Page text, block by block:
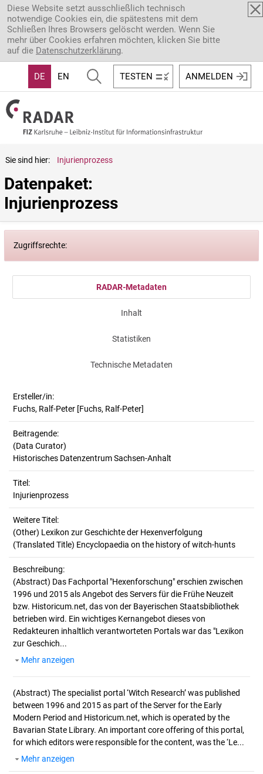
Direkt zum Inhalt
Diese Website setzt ausschließlich technisch
notwendige Cookies ein, die spätestens mit dem
Schließen Ihres Browsers gelöscht werden. Wenn Sie
mehr über Cookies erfahren möchten, klicken Sie bitte
auf die Datenschutzerklärung.
DE EN TESTEN ANMELDEN
Sie sind hier: Injurienprozess
Datenpaket:
Injurienprozess
Zugriffsrechte:
RADAR-Metadaten
Inhalt
Statistiken
Technische Metadaten
Ersteller/in:
Fuchs, Ralf-Peter [Fuchs, Ralf-Peter]
Beitragende:
(Data Curator)
Historisches Datenzentrum Sachsen-Anhalt
Titel:
Injurienprozess
Weitere Titel:
(Other) Lexikon zur Geschichte der Hexenverfolgung
(Translated Title) Encyclopaedia on the history of witch-hunts
Beschreibung:
(Abstract) Das Fachportal "Hexenforschung" erschien zwischen
1996 und 2015 als Angebot des Servers für die Frühe Neuzeit
bzw. Historicum.net, das von der Bayerischen Staatsbibliothek
betrieben wird. Ein wichtiges Kernangebot dieses von
Redakteuren inhaltlich verantworteten Portals war das "Lexikon
zur Geschich...
Mehr anzeigen
(Abstract) The specialist portal ‘Witch Research’ was published
between 1996 and 2015 as part of the Server for the Early
Modern Period and Historicum.net, which is operated by the
Bavarian State Library. An important core offering of this portal,
for which editors were responsible for the content, was the ‘Le...
Mehr anzeigen